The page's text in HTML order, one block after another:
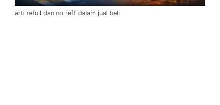
arti refull dan no reff dalam jual beli